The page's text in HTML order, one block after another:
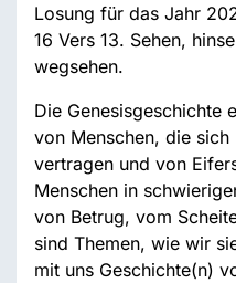
Losung für das Jahr
16 Vers 13. Sehen,
wegsehen.
Die Genesisgeschichte
von Menschen, die
vertragen und von
Menschen in
von Betrug, vom
sind Themen, wie wir
mit uns Geschichte(n)